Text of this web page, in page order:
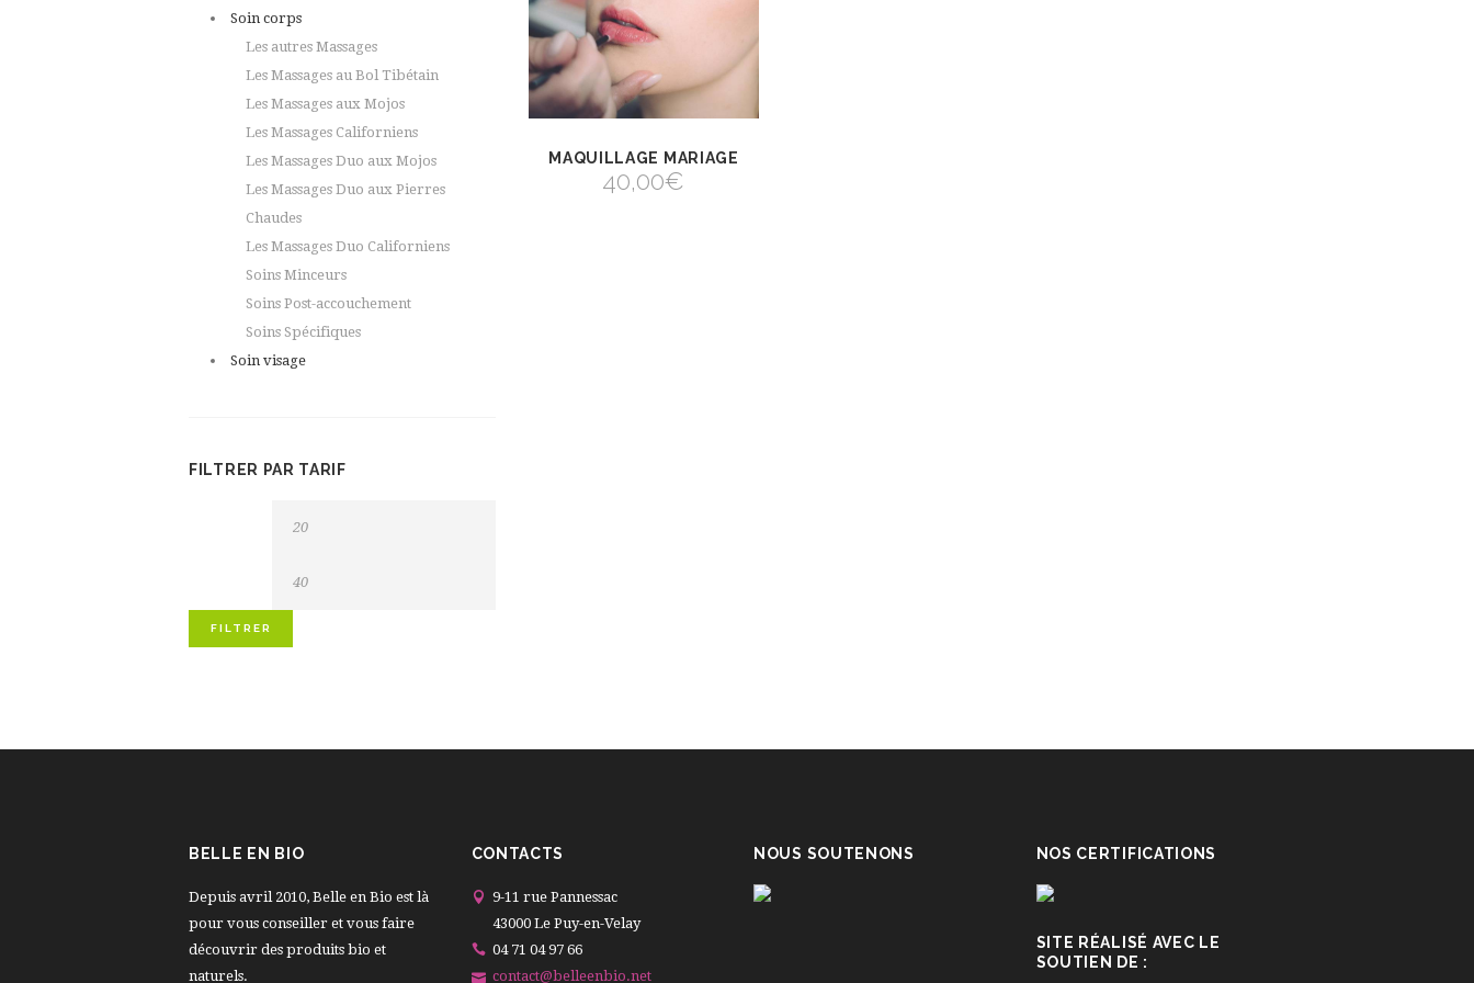
VIEW
SELECT
OPTIONS
MAQUILLAGE MARIAGE
40,00€
Soin corps
Les autres Massages
Les Massages au Bol Tibétain
Les Massages aux Mojos
Les Massages Californiens
Les Massages Duo aux Mojos
Les Massages Duo aux Pierres
Chaudes
Les Massages Duo Californiens
Soins Minceurs
Soins Post-accouchement
Soins Spécifiques
Soin visage
FILTRER PAR TARIF
FILTRER
BELLE EN BIO
Depuis avril 2010, Belle en Bio est là
pour vous conseiller et vous faire
découvrir des produits bio et
naturels.
CONTACTS
9-11 rue Pannessac
43000 Le Puy-en-Velay
04 71 04 97 66
contact@belleenbio.net
NOUS SOUTENONS NOS CERTIFICATIONS
SITE RÉALISÉ AVEC LE
SOUTIEN DE :